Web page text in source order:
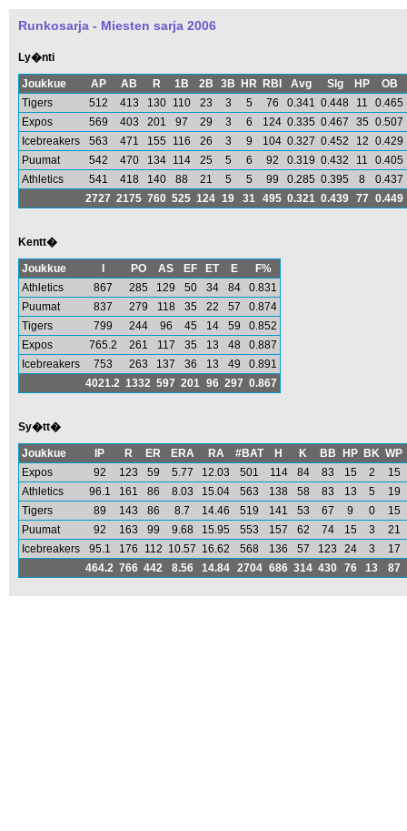
Runkosarja - Miesten sarja 2006
Ly�nti
Joukkue AP AB R 1B 2B 3B HR RBI Avg Slg HP
OB
Tigers
512 413 130 110 23 3 5 76 0.341 0.448 11
0.465
Expos
569 403 201 97 29 3 6 124 0.335 0.467 35 0.507
Icebreakers
563 471 155 116 26 3 9 104 0.327 0.452 12 0.429
Puumat
542 470 134 114 25 5 6 92 0.319 0.432 11
0.405
Athletics
541 418 140 88 21 5 5 99 0.285 0.395 8
0.437
2727 2175 760 525 124 19 31 495 0.321 0.439 77 0.449
Kentt�
Joukkue PO AS EF ET E
F%
Athletics
867 285 129 50 34 84
0.831
Puumat
837 279 118 35 22 57
0.874
Tigers
799 244 96 45 14 59
0.852
Expos
765.2 261 117 35 13 48
0.887
Icebreakers
753 263 137 36 13 49
0.891
4021.2 1332 597 201 96 297 0.867
Sy�tt�
Joukkue IP R ER ERA RA #BAT H K BB HP BK WP
Expos
92 123 59 5.77 12.03 501 114 84 83 15 2
15
Athletics
96.1 161 86 8.03 15.04 563 138 58 83 13 5
19
Tigers
89 143 86 8.7 14.46 519 141 53 67 9 0
15
Puumat
92 163 99 9.68 15.95 553 157 62 74 15 3
21
Icebreakers
95.1 176 112 10.57 16.62 568 136 57 123 24 3
17
464.2 766 442 8.56 14.84 2704 686 314 430 76 13 87